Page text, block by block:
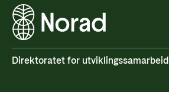
Direktoratet for utviklingssamarbeid